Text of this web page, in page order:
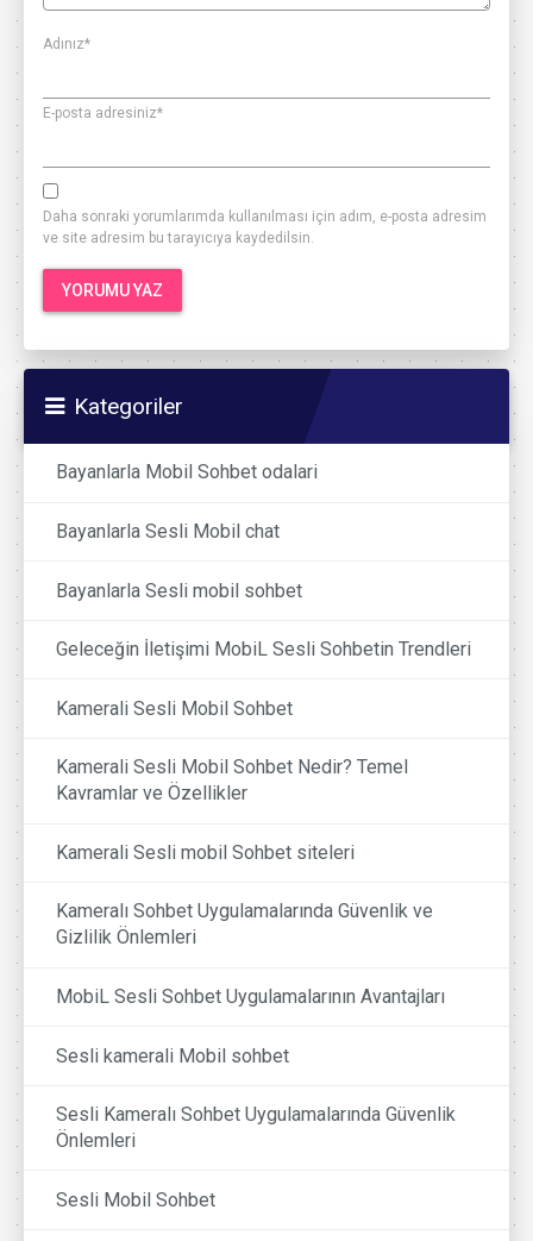
Adınız*
E-posta adresiniz*
Daha sonraki yorumlarımda kullanılması için adım, e-posta adresim
ve site adresim bu tarayıcıya kaydedilsin.
Kategoriler
Bayanlarla Mobil Sohbet odalari
Bayanlarla Sesli Mobil chat
Bayanlarla Sesli mobil sohbet
Geleceğin İletişimi MobiL Sesli Sohbetin Trendleri
Kamerali Sesli Mobil Sohbet
Kamerali Sesli Mobil Sohbet Nedir? Temel
Kavramlar ve Özellikler
Kamerali Sesli mobil Sohbet siteleri
Kameralı Sohbet Uygulamalarında Güvenlik ve
Gizlilik Önlemleri
MobiL Sesli Sohbet Uygulamalarının Avantajları
Sesli kamerali Mobil sohbet
Sesli Kameralı Sohbet Uygulamalarında Güvenlik
Önlemleri
Sesli Mobil Sohbet